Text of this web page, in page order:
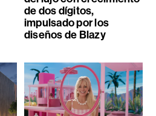
de dos dígitos,
impulsado por los
diseños de Blazy